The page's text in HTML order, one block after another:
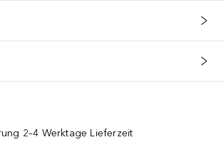
2–4 Werktage Lieferzeit